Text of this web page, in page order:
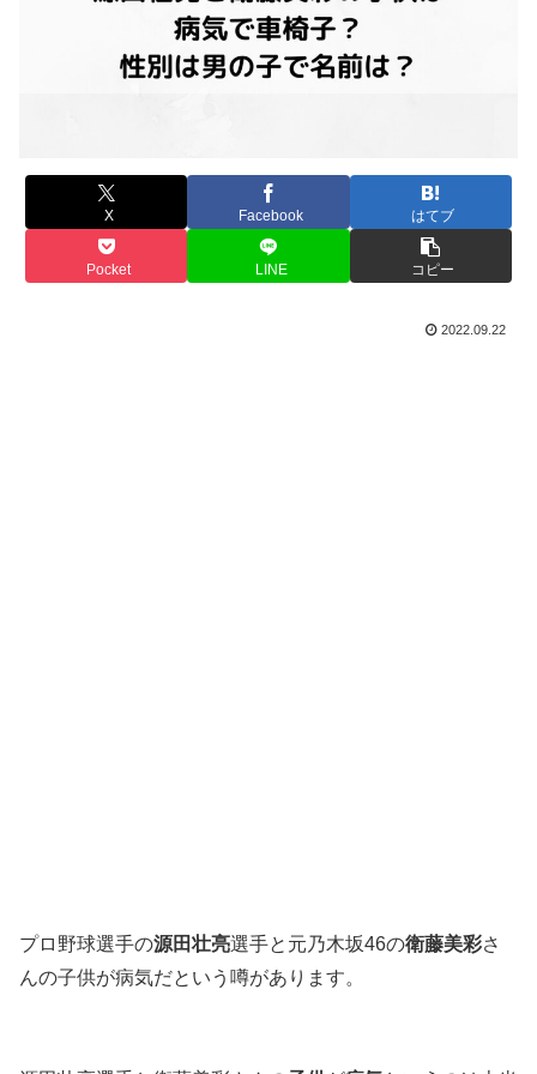
X Facebook はてブ
Pocket LINE コピー
2022.09.22
プロ野球選手の源田壮亮選手と元乃木坂46の衛藤美彩さ
んの子供が病気だという噂があります。